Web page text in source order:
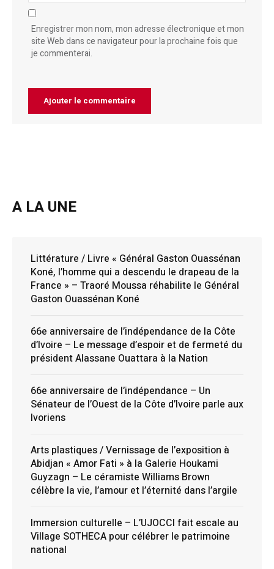
Enregistrer mon nom, mon adresse électronique et mon
site Web dans ce navigateur pour la prochaine fois que
je commenterai.
A LA UNE
Littérature / Livre « Général Gaston Ouassénan
Koné, l’homme qui a descendu le drapeau de la
France » – Traoré Moussa réhabilite le Général
Gaston Ouassénan Koné
66e anniversaire de l’indépendance de la Côte
d’Ivoire – Le message d’espoir et de fermeté du
président Alassane Ouattara à la Nation
66e anniversaire de l’indépendance – Un
Sénateur de l’Ouest de la Côte d’Ivoire parle aux
Ivoriens
Arts plastiques / Vernissage de l’exposition à
Abidjan « Amor Fati » à la Galerie Houkami
Guyzagn – Le céramiste Williams Brown
célèbre la vie, l’amour et l’éternité dans l’argile
Immersion culturelle – L’UJOCCI fait escale au
Village SOTHECA pour célébrer le patrimoine
national